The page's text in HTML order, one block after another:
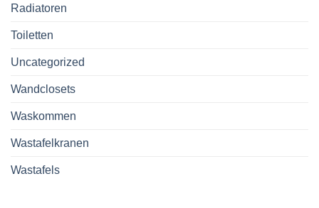
Radiatoren
Toiletten
Uncategorized
Wandclosets
Waskommen
Wastafelkranen
Wastafels